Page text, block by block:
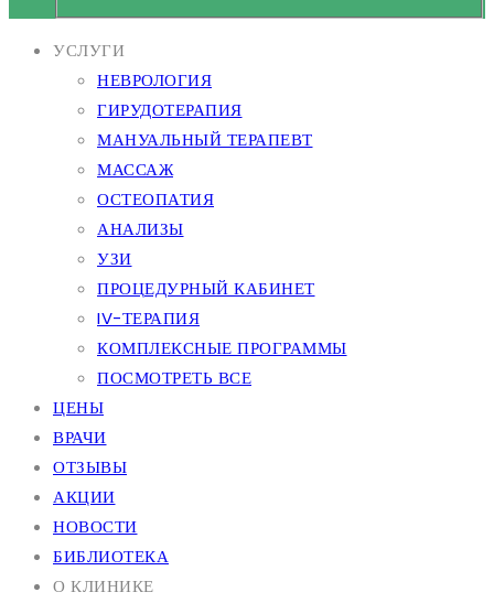
УСЛУГИ
НЕВРОЛОГИЯ
ГИРУДОТЕРАПИЯ
МАНУАЛЬНЫЙ ТЕРАПЕВТ
МАССАЖ
ОСТЕОПАТИЯ
АНАЛИЗЫ
УЗИ
ПРОЦЕДУРНЫЙ КАБИНЕТ
IV-ТЕРАПИЯ
КОМПЛЕКСНЫЕ ПРОГРАММЫ
ПОСМОТРЕТЬ ВСЕ
ЦЕНЫ
ВРАЧИ
ОТЗЫВЫ
АКЦИИ
НОВОСТИ
БИБЛИОТЕКА
О КЛИНИКЕ